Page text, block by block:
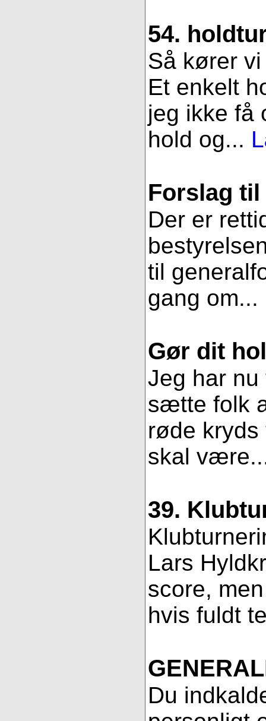
54.
Så kører
Et enkelt
jeg ikke få
hold og...
Forslag
Der er
til
gang om...
Gør dit
Jeg har
sætte folk
røde
skal
39.
Lars
score,
hvis fuldt
Du